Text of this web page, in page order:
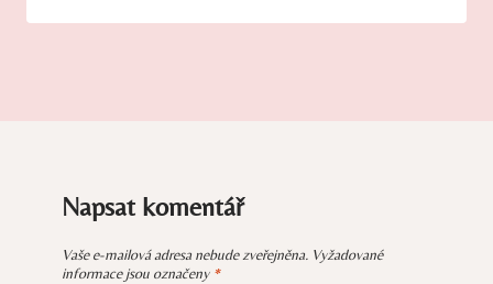
Napsat komentář
Vaše e-mailová adresa nebude zveřejněna. Vyžadované
informace jsou označeny *